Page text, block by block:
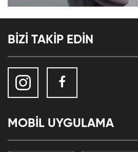
BİZİ TAKİP EDİN
MOBİL UYGULAMA